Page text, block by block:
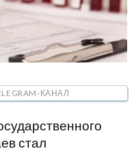
КАНАЛ
стал